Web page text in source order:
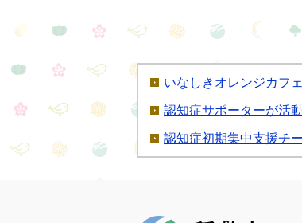
いなしきオレンジカフ
認知症サポーターが活
認知症初期集中支援チ